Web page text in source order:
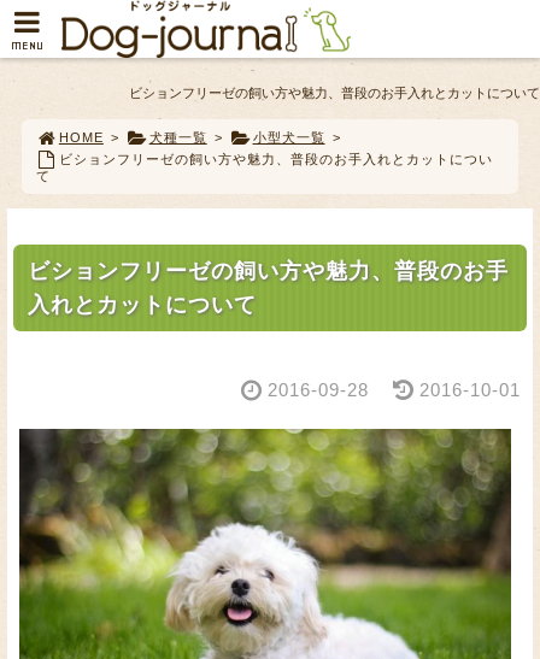
ビションフリーゼの飼い方や魅力、普段のお手入れとカットについて
HOME > 犬種一覧 > 小型犬一覧 >
ビションフリーゼの飼い方や魅力、普段のお手入れとカットについ
て
ビションフリーゼの飼い方や魅力、普段のお手
入れとカットについて
2016-09-28 2016-10-01
MENU